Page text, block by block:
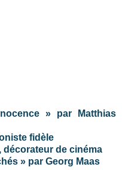
» par Matthias
fidèle
décorateur de cinéma
» par Georg Maas